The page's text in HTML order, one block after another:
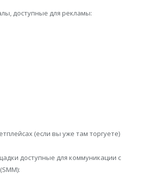
доступные для рекламы:
(если вы уже там торгуете)
доступные для коммуникации с